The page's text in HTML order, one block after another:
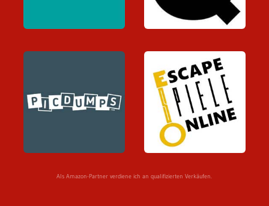
Als Amazon-Partner verdiene ich an qualifizierten Verkäufen.